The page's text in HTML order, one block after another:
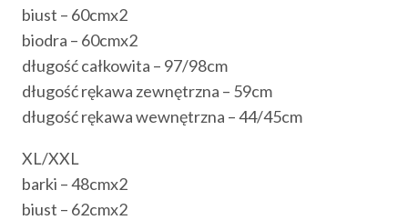
biust – 60cmx2
biodra – 60cmx2
długość całkowita – 97/98cm
długość rękawa zewnętrzna – 59cm
długość rękawa wewnętrzna – 44/45cm
XL/XXL
barki – 48cmx2
biust – 62cmx2